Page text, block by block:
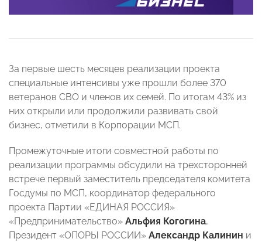
За первые шесть месяцев реализации проекта
специальные интенсивы уже прошли более 370
ветеранов СВО и членов их семей. По итогам 43% из
них открыли или продолжили развивать свой
бизнес, отметили в Корпорации МСП.
Промежуточные итоги совместной работы по
реализации программы обсудили на трехсторонней
встрече первый заместитель председателя комитета
Госдумы по МСП, координатор федерального
проекта Партии «ЕДИНАЯ РОССИЯ»
«Предпринимательство» Альфия Когогина,
Президент «ОПОРЫ РОССИИ» Александр Калинин и